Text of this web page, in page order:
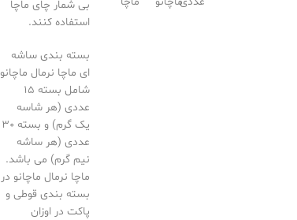
بی شمار چای ماچا
استفاده کنند.
بسته بندی ساشه
ای ماچا نرمال ماچانو
شامل بسته 15
عددی (هر شاسه
یک گرم) و بسته 30
عددی (هر ساشه
نیم گرم) می باشد.
ماچا نرمال ماچانو در
بسته بندی قوطی و
پاکت در اوزان